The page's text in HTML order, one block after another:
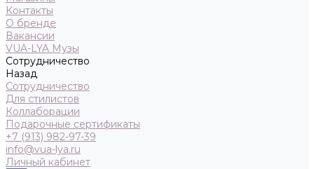
Контакты
О бренде
Вакансии
VUA-LYA Музы
Сотрудничество
Назад
Сотрудничество
Для стилистов
Коллаборации
Подарочные сертификаты
+7 (913) 982-97-39
info@vua-lya.ru
Личный кабинет